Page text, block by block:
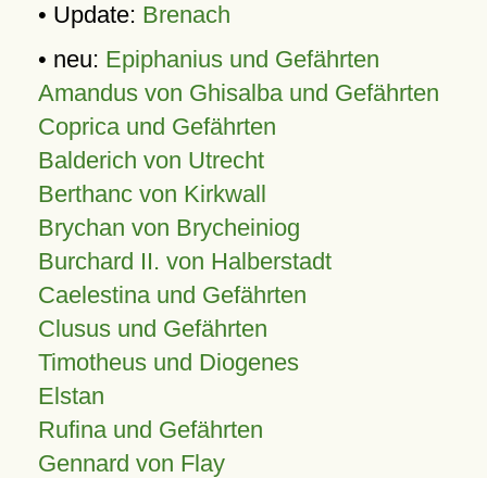
• Update: Brenach
• neu: Epiphanius und Gefährten
Amandus von Ghisalba und Gefährten
Coprica und Gefährten
Balderich von Utrecht
Berthanc von Kirkwall
Brychan von Brycheiniog
Burchard II. von Halberstadt
Caelestina und Gefährten
Clusus und Gefährten
Timotheus und Diogenes
Elstan
Rufina und Gefährten
Gennard von Flay